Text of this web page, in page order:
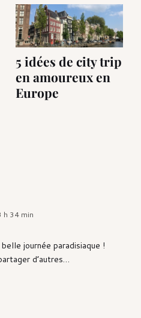
5 idées de city trip
en amoureux en
Europe
h 34 min
journée paradisiaque !
d’autres…